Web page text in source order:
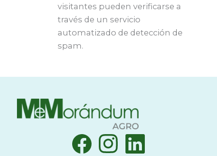
visitantes pueden verificarse a
través de un servicio
automatizado de detección de
spam.